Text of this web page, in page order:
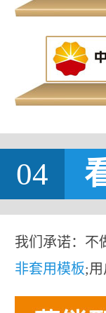
04
我们承诺：不
非套用模板;用